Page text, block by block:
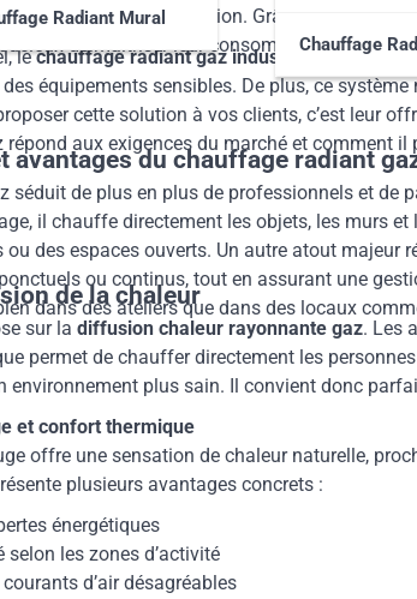
Radiant Mural
Chauffage
et sa simplicité d’utilisation. Grâce à sa
de maîtriser leur consommation.
lechauffage radiant gaz industrieloffre des
équipements sensibles. De plus, ce
cette solution à vos clients, c’est leur
aux exigences du marché et comment il
avantages du chauffage radiant
séduit de plus en plus de professionnels et de
il chauffe directement les objets, les murs et
des espaces ouverts. Un autre atout
ou continus, tout en assurant une
dans des ateliers que dans des locaux
de la chaleur
sur la diffusion chaleur rayonnante gaz. Les
permet de chauffer directement les
environnement plus sain. Il convient donc
et confort thermique
offre une sensation de chaleur naturelle,
plusieurs avantages concrets :
énergétiques
les zones d’activité
d’air désagréables